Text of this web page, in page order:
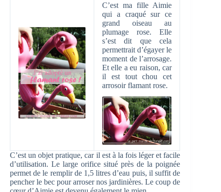
C’est ma fille Aimie
qui a craqué sur ce
grand oiseau au
plumage rose. Elle
s’est dit que cela
permettrait d’égayer le
moment de l’arrosage.
Et elle a eu raison, car
il est tout chou cet
arrosoir flamant rose.
C’est un objet pratique, car il est à la fois léger et facile
d’utilisation. Le large orifice situé près de la poignée
permet de le remplir de 1,5 litres d’eau puis, il suffit de
pencher le bec pour arroser nos jardinières. Le coup de